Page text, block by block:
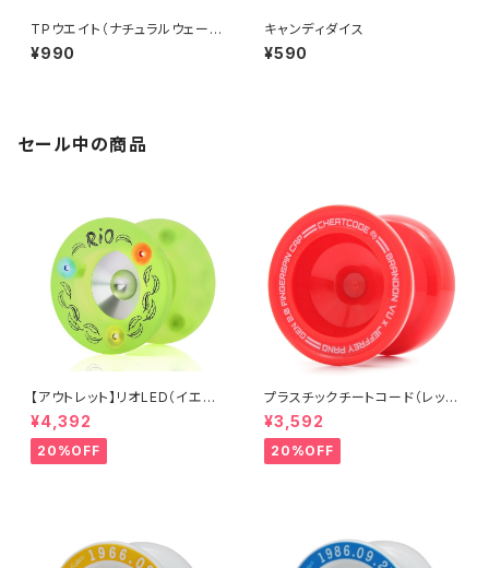
TPウエイト（ナチュラルウェーブ
フィニッシュ）
¥990
キャンディダイス
¥590
セール中の商品
【アウトレット】リオLED（イエロ
ー）
¥4,392
20%OFF
プラスチックチートコード（レッ
ド）
¥3,592
20%OFF